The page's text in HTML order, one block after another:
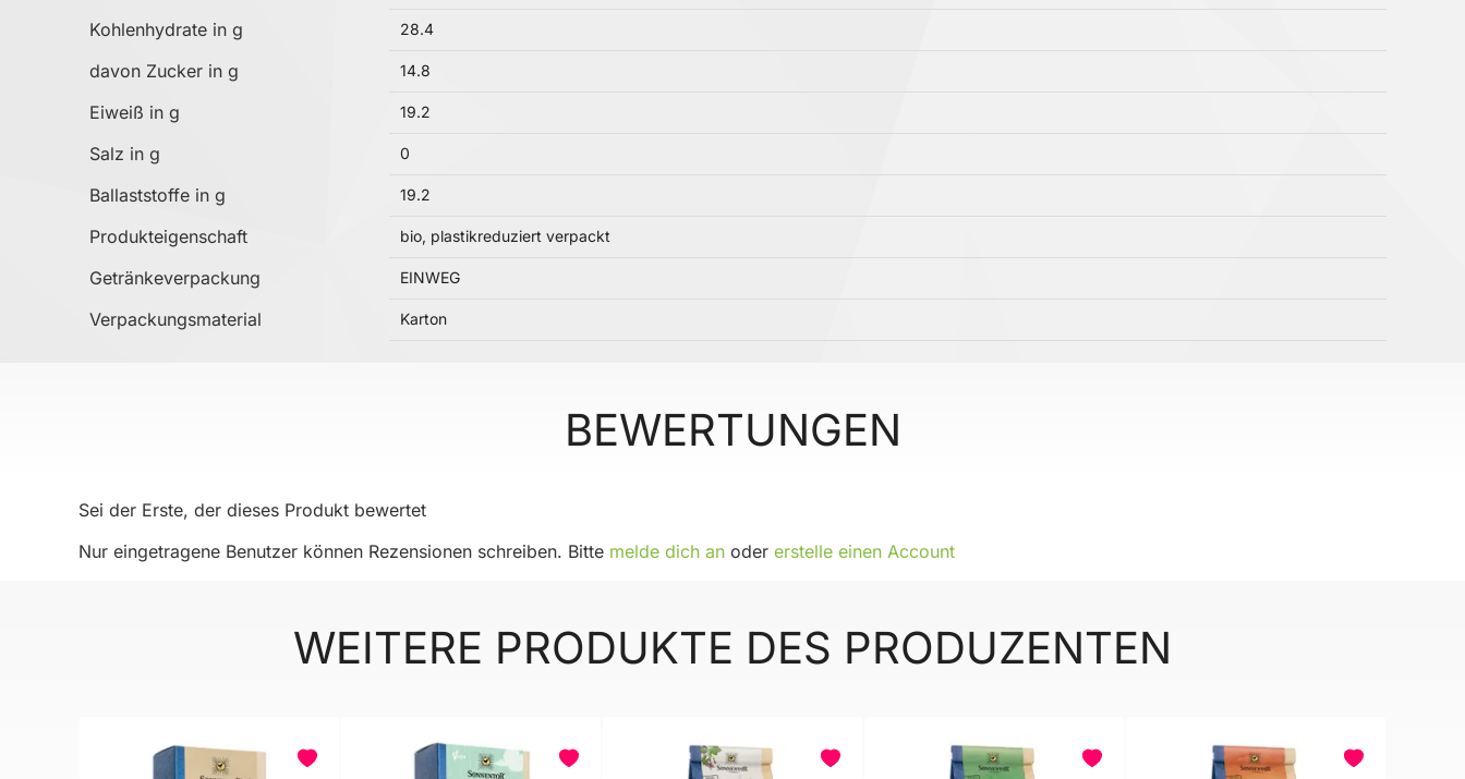
Kohlenhydrate in g 28.4
davon Zucker in g 14.8
Eiweiß in g 19.2
Salz in g 0
Ballaststoffe in g 19.2
Produkteigenschaft bio, plastikreduziert verpackt
Getränkeverpackung EINWEG
Verpackungsmaterial Karton
BEWERTUNGEN
Sei der Erste, der dieses Produkt bewertet
Nur eingetragene Benutzer können Rezensionen schreiben. Bitte melde dich an oder erstelle einen Account
WEITERE PRODUKTE DES PRODUZENTEN